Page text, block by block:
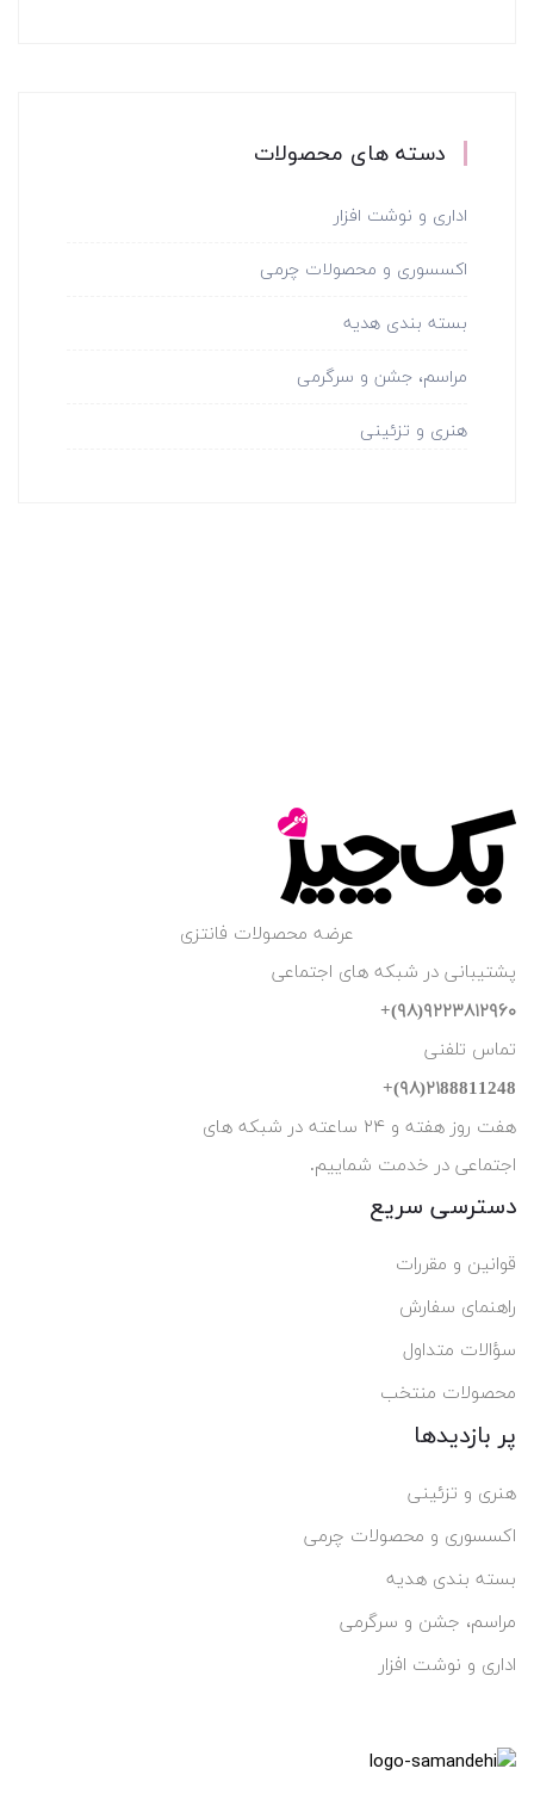
دسته های محصولات
اداری و نوشت افزار
اکسسوری و محصولات چرمی
بسته بندی هدیه
مراسم، جشن و سرگرمی
هنری و تزئینی
عرضه محصولات فانتزی
پشتیبانی در شبکه های اجتماعی
۹۲۲۳۸۱۲۹۶۰(۹۸)+
تماس تلفنی
۲۱88811248(۹۸)+
هفت روز هفته و ۲۴ ساعته در شبکه های
اجتماعی در خدمت شماییم.
دسترسی سریع
قوانین و مقررات
راهنمای سفارش
سؤالات متداول
محصولات منتخب
پر بازدیدها
هنری و تزئینی
اکسسوری و محصولات چرمی
بسته بندی هدیه
مراسم، جشن و سرگرمی
اداری و نوشت افزار